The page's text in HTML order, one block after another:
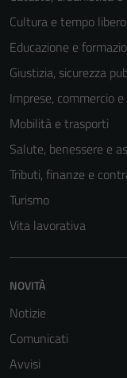
Cultura e tempo libero
Educazione e
Giustizia, sicurezza
Imprese, commercio e
Mobilità e trasporti
Salute, benessere e
Tributi, finanze e
Turismo
Vita lavorativa
NOVITÀ
Notizie
Comunicati
Avvisi